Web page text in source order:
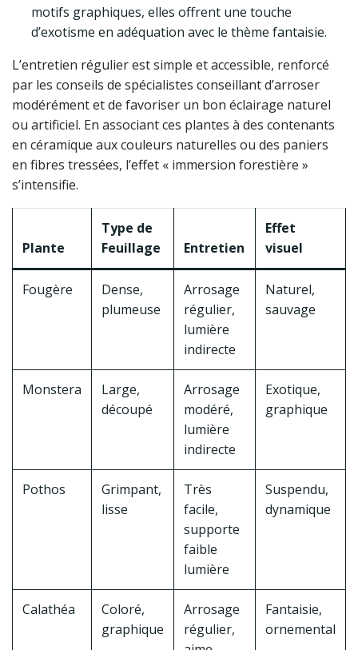
motifs graphiques, elles offrent une touche
d’exotisme en adéquation avec le thème fantaisie.
L’entretien régulier est simple et accessible, renforcé
par les conseils de spécialistes conseillant d’arroser
modérément et de favoriser un bon éclairage naturel
ou artificiel. En associant ces plantes à des contenants
en céramique aux couleurs naturelles ou des paniers
en fibres tressées, l’effet « immersion forestière »
s’intensifie.
Plante
Type de
Feuillage
Entretien
Effet
visuel
Fougère
Dense,
plumeuse
Arrosage
régulier,
lumière
indirecte
Naturel,
sauvage
Monstera
Large,
découpé
Arrosage
modéré,
lumière
indirecte
Exotique,
graphique
Pothos
Grimpant,
lisse
Très
facile,
supporte
faible
lumière
Suspendu,
dynamique
Calathéa
Coloré,
graphique
Arrosage
régulier,
Fantaisie,
ornemental